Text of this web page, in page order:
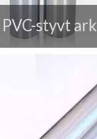
PVC-styvt ark